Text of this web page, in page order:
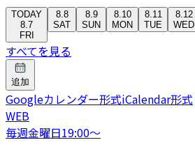
TODAY
8.7
FRI
8.8
SAT
8.9
SUN
8.10
MON
8.11
TUE
8.12
WED
すべてを見る
追加
Googleカレンダー形式iCalendar形式
WEB
毎週金曜日19:00〜